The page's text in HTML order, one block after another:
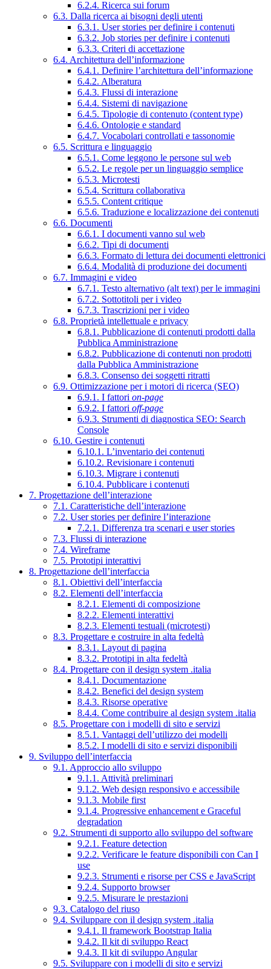
6.2.4. Ricerca sui forum
6.3. Dalla ricerca ai bisogni degli utenti
6.3.1. User stories per definire i contenuti
6.3.2. Job stories per definire i contenuti
6.3.3. Criteri di accettazione
6.4. Architettura dell’informazione
6.4.1. Definire l’architettura dell’informazione
6.4.2. Alberatura
6.4.3. Flussi di interazione
6.4.4. Sistemi di navigazione
6.4.5. Tipologie di contenuto (content type)
6.4.6. Ontologie e standard
6.4.7. Vocabolari controllati e tassonomie
6.5. Scrittura e linguaggio
6.5.1. Come leggono le persone sul web
6.5.2. Le regole per un linguaggio semplice
6.5.3. Microtesti
6.5.4. Scrittura collaborativa
6.5.5. Content critique
6.5.6. Traduzione e localizzazione dei contenuti
6.6. Documenti
6.6.1. I documenti vanno sul web
6.6.2. Tipi di documenti
6.6.3. Formato di lettura dei documenti elettronici
6.6.4. Modalità di produzione dei documenti
6.7. Immagini e video
6.7.1. Testo alternativo (alt text) per le immagini
6.7.2. Sottotitoli per i video
6.7.3. Trascrizioni per i video
6.8. Proprietà intellettuale e privacy
6.8.1. Pubblicazione di contenuti prodotti dalla
Pubblica Amministrazione
6.8.2. Pubblicazione di contenuti non prodotti
dalla Pubblica Amministrazione
6.8.3. Consenso dei soggetti ritratti
6.9. Ottimizzazione per i motori di ricerca (SEO)
6.9.1. I fattori on-page
6.9.2. I fattori off-page
6.9.3. Strumenti di diagnostica SEO: Search
Console
6.10. Gestire i contenuti
6.10.1. L’inventario dei contenuti
6.10.2. Revisionare i contenuti
6.10.3. Migrare i contenuti
6.10.4. Pubblicare i contenuti
7. Progettazione dell’interazione
7.1. Caratteristiche dell’interazione
7.2. User stories per definire l’interazione
7.2.1. Differenza tra scenari e user stories
7.3. Flussi di interazione
7.4. Wireframe
7.5. Prototipi interattivi
8. Progettazione dell’interfaccia
8.1. Obiettivi dell’interfaccia
8.2. Elementi dell’interfaccia
8.2.1. Elementi di composizione
8.2.2. Elementi interattivi
8.2.3. Elementi testuali (microtesti)
8.3. Progettare e costruire in alta fedeltà
8.3.1. Layout di pagina
8.3.2. Prototipi in alta fedeltà
8.4. Progettare con il design system .italia
8.4.1. Documentazione
8.4.2. Benefici del design system
8.4.3. Risorse operative
8.4.4. Come contribuire al design system .italia
8.5. Progettare con i modelli di sito e servizi
8.5.1. Vantaggi dell’utilizzo dei modelli
8.5.2. I modelli di sito e servizi disponibili
9. Sviluppo dell’interfaccia
9.1. Approccio allo sviluppo
9.1.1. Attività preliminari
9.1.2. Web design responsivo e accessibile
9.1.3. Mobile first
9.1.4. Progressive enhancement e Graceful
degradation
9.2. Strumenti di supporto allo sviluppo del software
9.2.1. Feature detection
9.2.2. Verificare le feature disponibili con Can I
use
9.2.3. Strumenti e risorse per CSS e JavaScript
9.2.4. Supporto browser
9.2.5. Misurare le prestazioni
9.3. Catalogo del riuso
9.4. Sviluppare con il design system .italia
9.4.1. Il framework Bootstrap Italia
9.4.2. Il kit di sviluppo React
9.4.3. Il kit di sviluppo Angular
9.5. Sviluppare con i modelli di sito e servizi